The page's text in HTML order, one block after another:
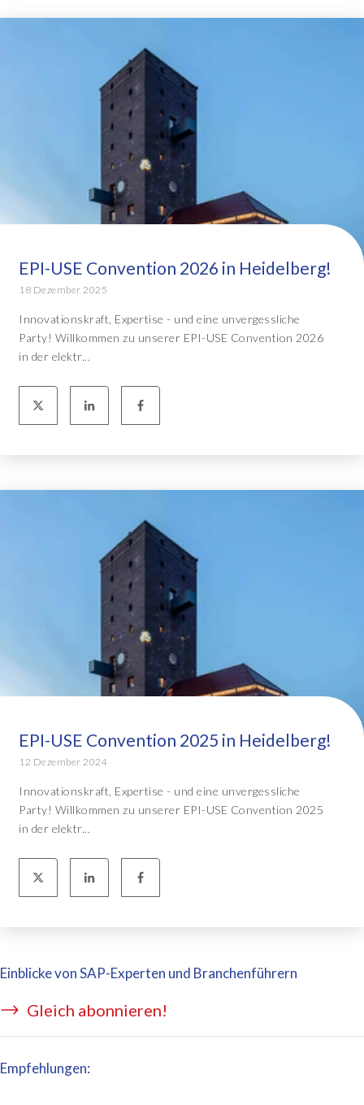
EPI-USE Convention 2026 in Heidelberg!
18 Dezember 2025
Innovationskraft, Expertise - und eine unvergessliche
Party! Willkommen zu unserer EPI-USE Convention 2026
in der elektr...
EPI-USE Convention 2025 in Heidelberg!
12 Dezember 2024
Innovationskraft, Expertise - und eine unvergessliche
Party! Willkommen zu unserer EPI-USE Convention 2025
in der elektr...
Einblicke von SAP-Experten und Branchenführern
Gleich abonnieren!
Empfehlungen: